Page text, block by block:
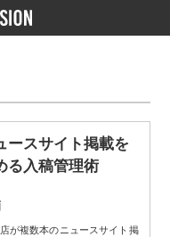
ースサイト掲載を
る入稿管理術
が複数本のニュースサイト掲